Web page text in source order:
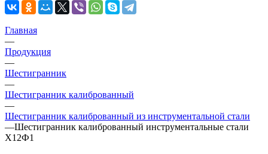
Главная
—
Продукция
—
Шестигранник
—
Шестигранник калиброванный
—
Шестигранник калиброванный из инструментальной стали
—Шестигранник калиброванный инструментальные стали
Х12Ф1